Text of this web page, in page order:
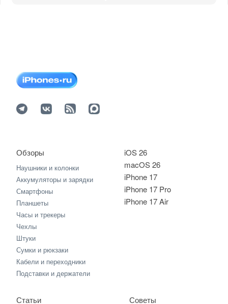
iOS 26
macOS 26
iPhone 17
iPhone 17 Pro
iPhone 17 Air
Обзоры
Наушники и колонки
Аккумуляторы и зарядки
Смартфоны
Планшеты
Часы и трекеры
Чехлы
Штуки
Сумки и рюкзаки
Кабели и переходники
Подставки и держатели
Статьи Советы